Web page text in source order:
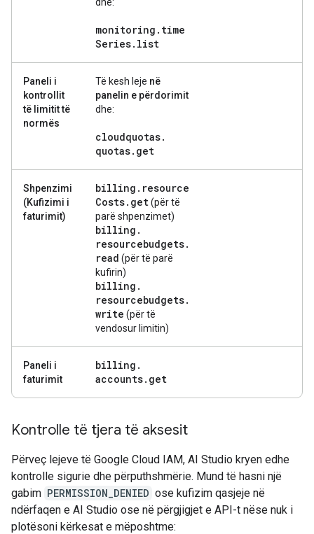
monitoring . time
Series. list
Paneli i
kontrollit
të limitit të
normës
Të kesh leje në
panelin e përdorimit
dhe:
cloudquotas.
quotas. get
Shpenzimi
(Kufizimi i
faturimit)
billing . resource
Costs. get(për të
parë shpenzimet)
billing .
resourcebudgets.
read (për të parë
kufirin)
billing .
resourcebudgets.
write (për të
vendosur limitin)
Paneli i
faturimit
billing .
accounts. get
Kontrolle të tjera të aksesit
Përveç lejeve të Google Cloud IAM, AI Studio kryen edhe
kontrolle sigurie dhe përputhshmërie. Mund të hasni një
gabim PERMISSION_DENIED ose kufizim qasjeje në
ndërfaqen e AI Studio ose në përgjigjet e API-t nëse nuk i
plotësoni kërkesat e mëposhtme: